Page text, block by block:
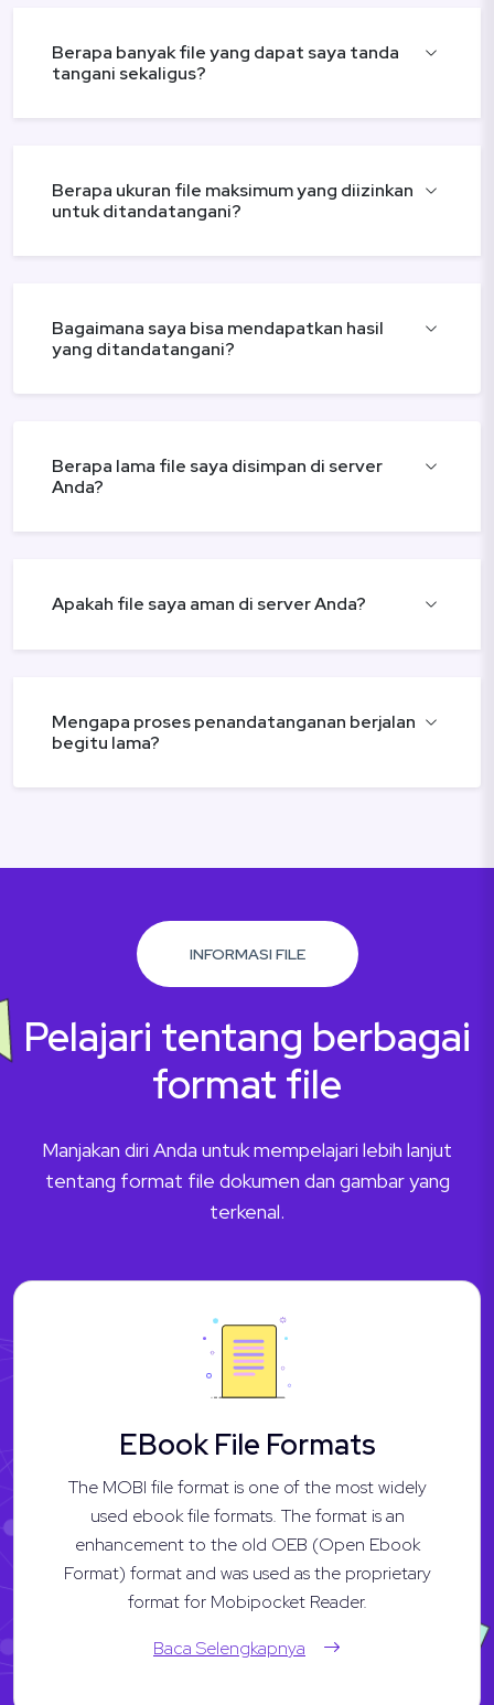
Berapa banyak file yang dapat saya tanda
tangani sekaligus?
Berapa ukuran file maksimum yang diizinkan
untuk ditandatangani?
Bagaimana saya bisa mendapatkan hasil
yang ditandatangani?
Berapa lama file saya disimpan di server
Anda?
Apakah file saya aman di server Anda?
Mengapa proses penandatanganan berjalan
begitu lama?
INFORMASI FILE
Pelajari tentang berbagai
format file
Manjakan diri Anda untuk mempelajari lebih lanjut
tentang format file dokumen dan gambar yang
terkenal.
EBook File Formats
The MOBI file format is one of the most widely
used ebook file formats. The format is an
enhancement to the old OEB (Open Ebook
Format) format and was used as the proprietary
format for Mobipocket Reader.
Baca Selengkapnya